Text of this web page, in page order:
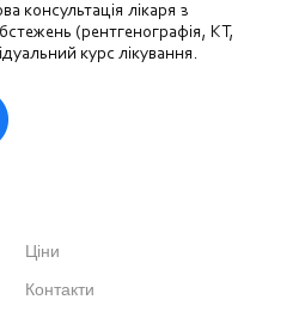
консультація лікаря з
(рентгенографія, КТ,
курс лікування.
Ціни
Контакти